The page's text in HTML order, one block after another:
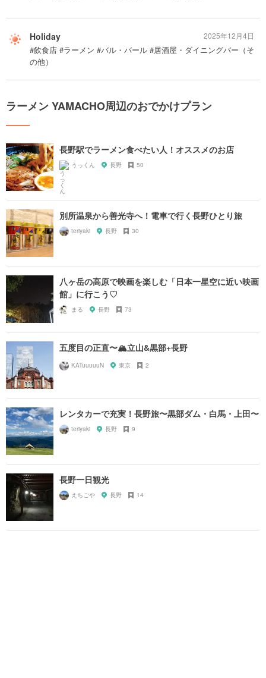
Holiday
#飲食店 #ラーメン #バル・バール #居酒屋・ダイニングバー（そ
の他）
2025年12月4日
ラーメン YAMACHO周辺のおでかけプラン
長野駅でラーメン食べたい人！オススメのお店
うっくん 長野 50
別所温泉から善光寺へ！電車で行く長野ひとり旅
teriyaki 長野 30
八ヶ岳の高原で映画を楽しむ「日本一星空に近い映画
館」に行こう♡
まる 長野 73
五度目の正直〜🏔立山&黒部+長野
KATuuuuuN 東京 2
レンタカーで充実！長野旅〜黒部ダム・白馬・上田〜
teriyaki 長野 9
長野一日観光
えちごや 長野 14